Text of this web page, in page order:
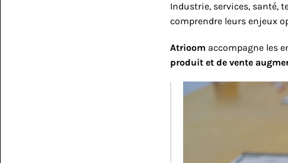
Industrie, services, santé,
comprendre leurs enjeux
Atrioom accompagne les
produit et de vente